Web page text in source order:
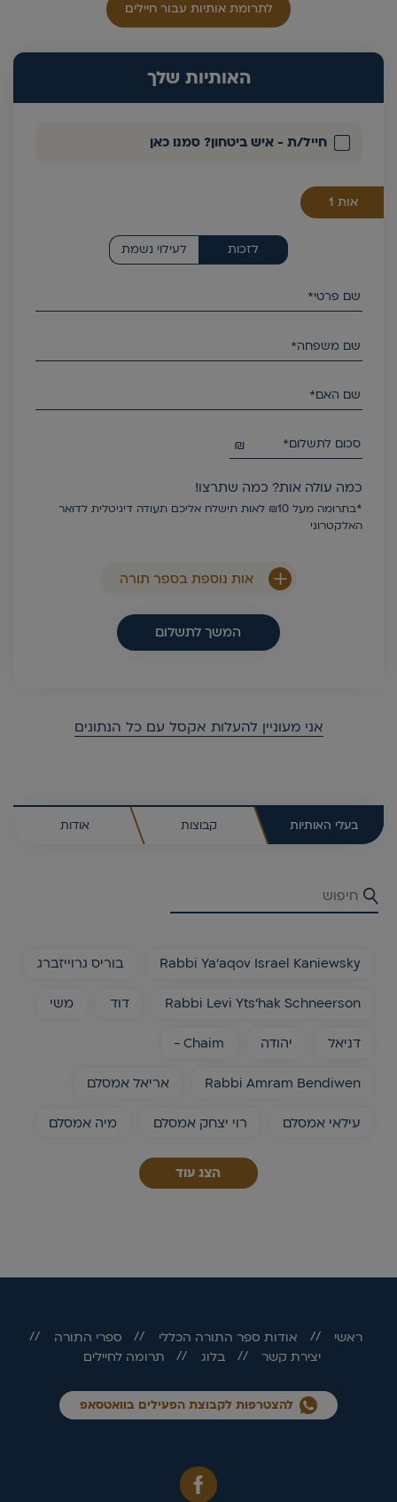
לתרומת אותיות עבור חיילים
האותיות שלך
חייל/ת - איש ביטחון? סמנו כאן
אות
לזכות לעילוי נשמת
שם פרטי*
שם משפחה*
שם האם*
סכום לתשלום* ₪
כמה עולה אות? כמה שתרצו!
*בתרומה מעל ₪10 לאות תישלח אליכם תעודה דיגיטלית לדואר
האלקטרוני
אות נוספת בספר תורה
המשך לתשלום
אני מעוניין להעלות אקסל עם כל הנתונים
בעלי האותיות קבוצות אודות
Rabbi Ya'aqov Israel Kaniewsky בוריס גרוייזברג
Rabbi Levi Yts'hak Schneerson דוד משי
דניאל יהודה Chaim -
Rabbi Amram Bendiwen אריאל אמסלם
עילאי אמסלם רוי יצחק אמסלם מיה אמסלם
הצג עוד
ראשי אודות ספר התורה הכללי
ספרי התורה
יצירת קשר
בלוג תרומה לחיילים
להצטרפות לקבוצת הפעילים בוואטסאפ